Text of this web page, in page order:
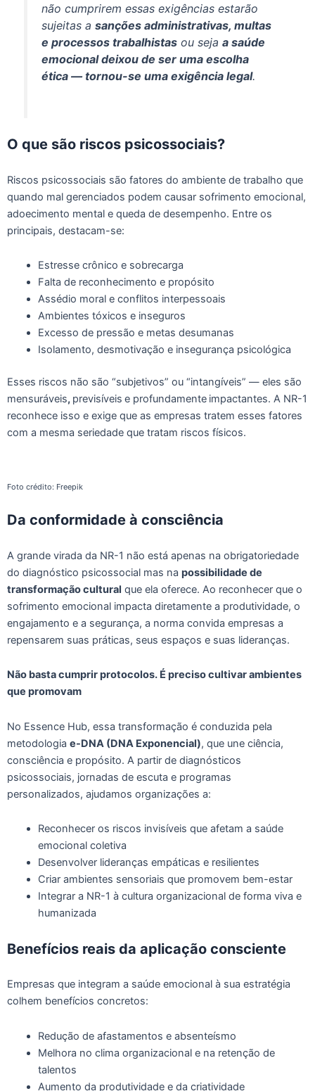
não cumprirem essas exigências estarão
sujeitas asanções administrativas, multas
e processos trabalhistas ou sejaa saúde
emocional deixou de ser uma escolha
ética — tornou-se uma exigência legal.
O que são riscos psicossociais?
Riscos psicossociais são fatores do ambiente de trabalho que
quando mal gerenciados podem causar sofrimento emocional,
adoecimento mental e queda de desempenho. Entre os
principais, destacam-se:
Estresse crônico e sobrecarga
Falta de reconhecimento e propósito
Assédio moral e conflitos interpessoais
Ambientes tóxicos e inseguros
Excesso de pressão e metas desumanas
Isolamento, desmotivação e insegurança psicológica
Esses riscos não são “subjetivos” ou “intangíveis” — eles são
mensuráveis, previsíveis e profundamente impactantes. A NR-1
reconhece isso e exige que as empresas tratem esses fatores
com a mesma seriedade que tratam riscos físicos.
Foto crédito: Freepik
Da conformidade à consciência
A grande virada da NR-1 não está apenas na obrigatoriedade
do diagnóstico psicossocial mas na possibilidade de
transformação cultural que ela oferece. Ao reconhecer que o
sofrimento emocional impacta diretamente a produtividade, o
engajamento e a segurança, a norma convida empresas a
repensarem suas práticas, seus espaços e suas lideranças.
Não basta cumprir protocolos. É preciso cultivar ambientes
que promovam
No Essence Hub, essa transformação é conduzida pela
metodologia e-DNA (DNA Exponencial), que une ciência,
consciência e propósito. A partir de diagnósticos
psicossociais, jornadas de escuta e programas
personalizados, ajudamos organizações a:
Reconhecer os riscos invisíveis que afetam a saúde
emocional coletiva
Desenvolver lideranças empáticas e resilientes
Criar ambientes sensoriais que promovem bem-estar
Integrar a NR-1 à cultura organizacional de forma viva e
humanizada
Benefícios reais da aplicação consciente
Empresas que integram a saúde emocional à sua estratégia
colhem benefícios concretos:
Redução de afastamentos e absenteísmo
Melhora no clima organizacional e na retenção de
talentos
Aumento da produtividade e da criatividade